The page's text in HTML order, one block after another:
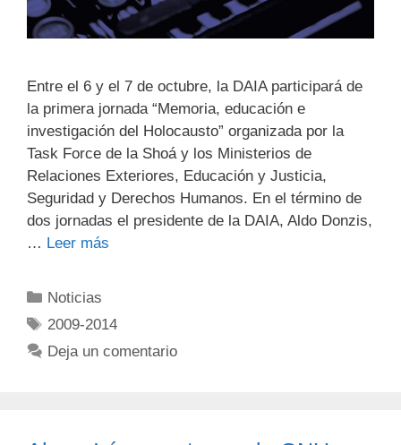
Entre el 6 y el 7 de octubre, la DAIA participará de
la primera jornada “Memoria, educación e
investigación del Holocausto” organizada por la
Task Force de la Shoá y los Ministerios de
Relaciones Exteriores, Educación y Justicia,
Seguridad y Derechos Humanos. En el término de
dos jornadas el presidente de la DAIA, Aldo Donzis,
… Leer más
Noticias
2009-2014
Deja un comentario